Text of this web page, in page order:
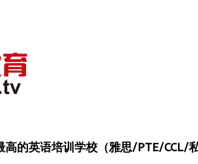
的英语培训学校（雅思/PTE/CCL/